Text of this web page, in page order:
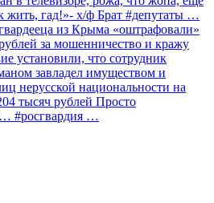
жить, гад!»- х/ф Брат #депутаты …
из Крыма «оштрафовали»
за мошенничество и кражу
установили, что сотрудник
завладел имуществом и
нерусской национальности на
тысяч рублей Просто
#росгвардия …